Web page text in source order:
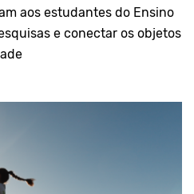
aos estudantes do Ensino
e conectar os objetos